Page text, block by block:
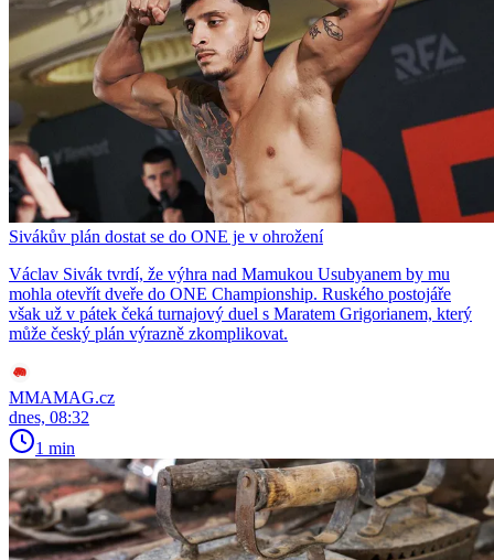
Sivákův plán dostat se do ONE je v ohrožení
Václav Sivák tvrdí, že výhra nad Mamukou Usubyanem by mu
mohla otevřít dveře do ONE Championship. Ruského postojáře
však už v pátek čeká turnajový duel s Maratem Grigorianem, který
může český plán výrazně zkomplikovat.
MMAMAG.cz
dnes, 08:32
1 min